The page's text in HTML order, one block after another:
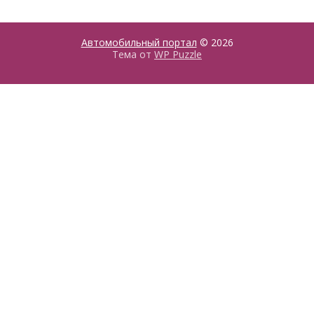
Автомобильный портал © 2026
Тема от WP Puzzle